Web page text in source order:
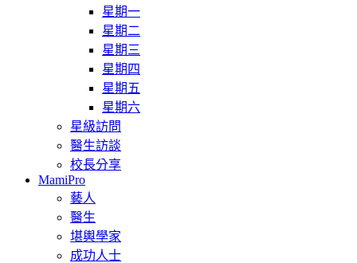
星期一
星期二
星期三
星期四
星期五
星期六
星級訪問
醫生訪談
校長分享
MamiPro
藝人
醫生
堪輿學家
成功人士